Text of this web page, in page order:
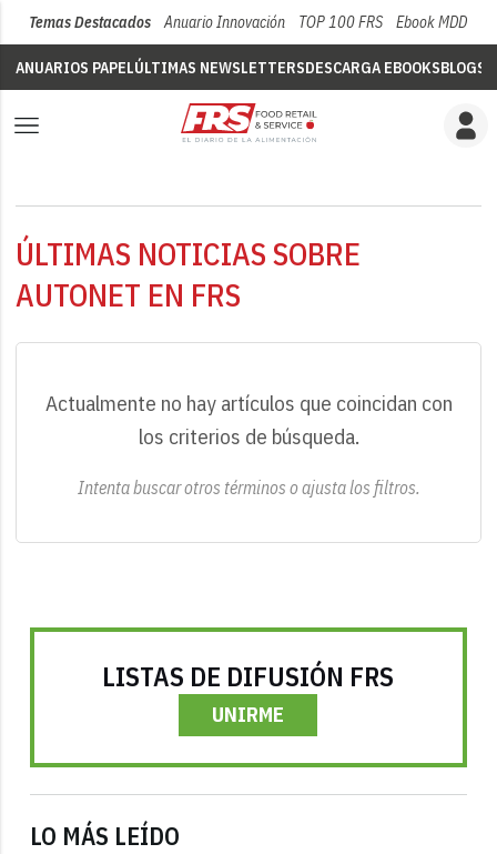
Temas Destacados Anuario Innovación TOP 100 FRS Ebook MDD
ANUARIOS PAPELÚLTIMAS NEWSLETTERSDESCARGA EBOOKSBLOGS
ÚLTIMAS NOTICIAS SOBRE
AUTONET EN FRS
Actualmente no hay artículos que coincidan con
los criterios de búsqueda.
Intenta buscar otros términos o ajusta los filtros.
LISTAS DE DIFUSIÓN FRS
UNIRME
LO MÁS LEÍDO